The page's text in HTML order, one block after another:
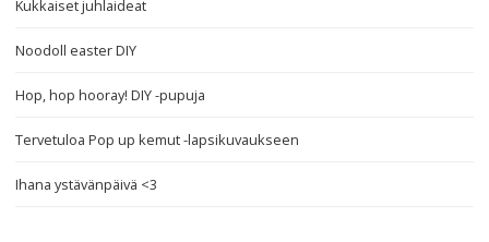
Kukkaiset juhlaideat
Noodoll easter DIY
Hop, hop hooray! DIY -pupuja
Tervetuloa Pop up kemut -lapsikuvaukseen
Ihana ystävänpäivä <3